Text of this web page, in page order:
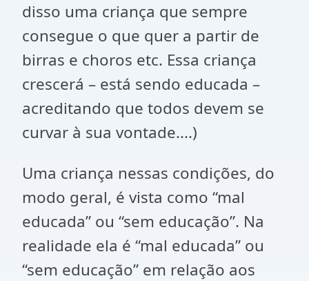
disso uma criança que sempre
consegue o que quer a partir de
birras e choros etc. Essa criança
crescerá – está sendo educada –
acreditando que todos devem se
curvar à sua vontade....)
Uma criança nessas condições, do
modo geral, é vista como “mal
educada” ou “sem educação”. Na
realidade ela é “mal educada” ou
“sem educação” em relação aos